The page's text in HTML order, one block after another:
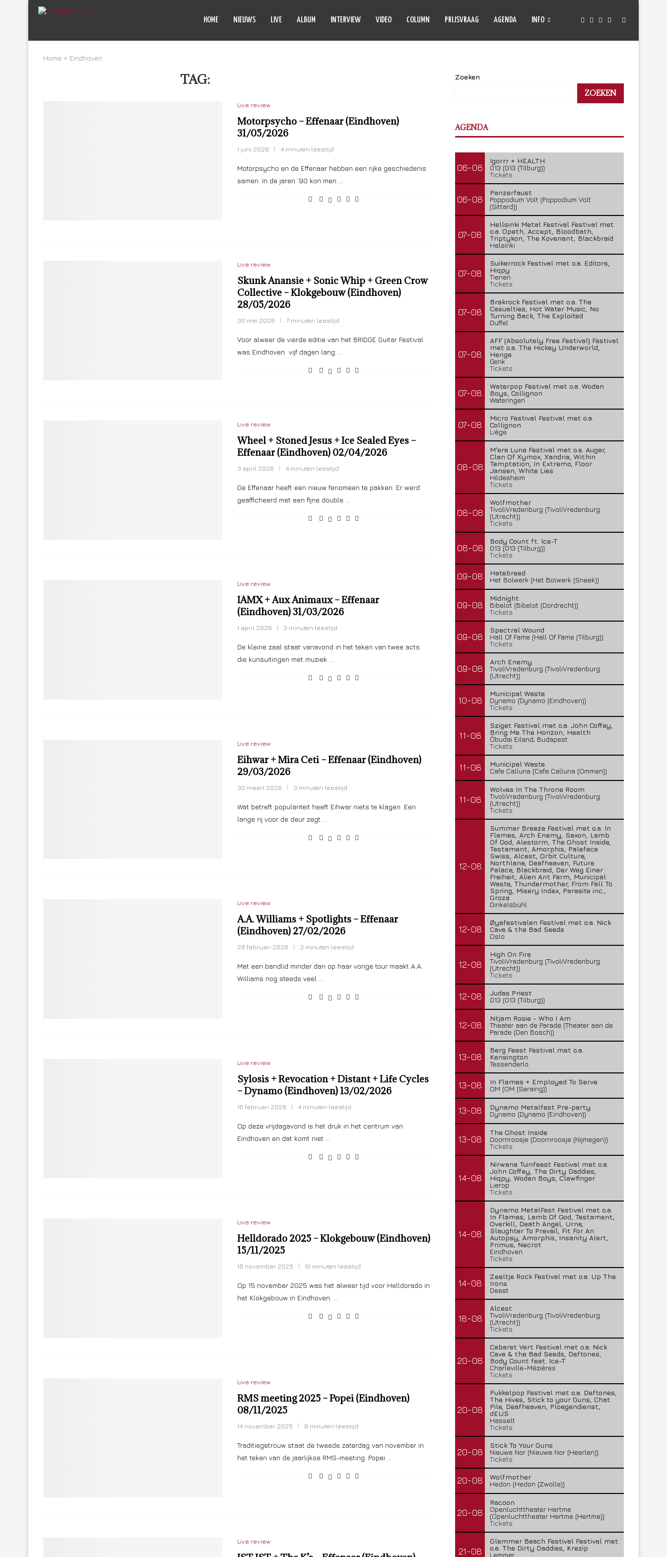
HOME NIEUWS LIVE ALBUM INTERVIEW VIDEO COLUMN PRIJSVRAAG AGENDA INFO
Home » Eindhoven
TAG:
Live review
Motorpsycho – Effenaar (Eindhoven)
31/05/2026
1 juni 2026 4 minuten leestijd
Motorpsycho en de Effenaar hebben een rijke geschiedenis
samen. In de jaren ’90 kon men …
Live review
Skunk Anansie + Sonic Whip + Green Crow
Collective – Klokgebouw (Eindhoven)
28/05/2026
30 mei 2026 7 minuten leestijd
Voor alweer de vierde editie van het BRIDGE Guitar Festival
was Eindhoven vijf dagen lang …
Live review
Wheel + Stoned Jesus + Ice Sealed Eyes –
Effenaar (Eindhoven) 02/04/2026
3 april 2026 4 minuten leestijd
De Effenaar heeft een nieuw fenomeen te pakken. Er werd
geafficheerd met een fijne double …
Live review
IAMX + Aux Animaux – Effenaar
(Eindhoven) 31/03/2026
1 april 2026 3 minuten leestijd
De kleine zaal staat vanavond in het teken van twee acts
die kunsuitingen met muziek …
Live review
Eihwar + Mira Ceti – Effenaar (Eindhoven)
29/03/2026
30 maart 2026 3 minuten leestijd
Wat betreft populariteit heeft Eihwar niets te klagen. Een
lange rij voor de deur zegt …
Live review
A.A. Williams + Spotlights – Effenaar
(Eindhoven) 27/02/2026
28 februari 2026 3 minuten leestijd
Met een bandlid minder dan op haar vorige tour maakt A.A.
Williams nog steeds veel …
Live review
Sylosis + Revocation + Distant + Life Cycles
– Dynamo (Eindhoven) 13/02/2026
16 februari 2026 4 minuten leestijd
Op deze vrijdagavond is het druk in het centrum van
Eindhoven en dat komt niet …
Live review
Helldorado 2025 – Klokgebouw (Eindhoven)
15/11/2025
18 november 2025 10 minuten leestijd
Op 15 november 2025 was het alweer tijd voor Helldorado in
het Klokgebouw in Eindhoven. …
Live review
RMS meeting 2025 – Popei (Eindhoven)
08/11/2025
14 november 2025 8 minuten leestijd
Traditiegetrouw staat de tweede zaterdag van november in
het teken van de jaarlijkse RMS-meeting. Popei …
Live review
Zoeken
ZOEKEN
AGENDA
06-08
Igorrr + HEALTH
013 (013 (Tilburg))
Tickets
06-08
Panzerfaust
Poppodium Volt (Poppodium Volt
(Sittard))
07-08
Hellsinki Metal Festival Festival met
o.a. Opeth, Accept, Bloodbath,
Triptykon, The Kovenant, Blackbraid
Helsinki
07-08
Suikerrock Festival met o.a. Editors,
Hiqpy
Tienen
Tickets
07-08
Brakrock Festival met o.a. The
Casualties, Hot Water Music, No
Turning Back, The Exploited
Duffel
07-08
AFF (Absolutely Free Festival) Festival
met o.a. The Hickey Underworld,
Henge
Genk
Tickets
07-08
Waterpop Festival met o.a. Wodan
Boys, Collignon
Wateringen
07-08
Micro Festival Festival met o.a.
Collignon
Liège
08-08
M'era Luna Festival met o.a. Auger,
Clan Of Xymox, Xandria, Within
Temptation, In Extremo, Floor
Jansen, White Lies
Hildesheim
Tickets
08-08
Wolfmother
TivoliVredenburg (TivoliVredenburg
(Utrecht))
Tickets
08-08
Body Count ft. Ice-T
013 (013 (Tilburg))
Tickets
09-08
Hatebreed
Het Bolwerk (Het Bolwerk (Sneek))
09-08
Midnight
Bibelot (Bibelot (Dordrecht))
Tickets
09-08
Spectral Wound
Hall Of Fame (Hall Of Fame (Tilburg))
Tickets
09-08
Arch Enemy
TivoliVredenburg (TivoliVredenburg
(Utrecht))
10-08
Municipal Waste
Dynamo (Dynamo (Eindhoven))
Tickets
11-08
Sziget Festival met o.a. John Coffey,
Bring Me The Horizon, Health
Óbudai Eiland, Budapest
Tickets
11-08
Municipal Waste
Cafe Calluna (Cafe Calluna (Ommen))
11-08
Wolves In The Throne Room
TivoliVredenburg (TivoliVredenburg
(Utrecht))
Tickets
12-08
Summer Breeze Festival met o.a. In
Flames, Arch Enemy, Saxon, Lamb
Of God, Alestorm, The Ghost Inside,
Testament, Amorphis, Paleface
Swiss, Alcest, Orbit Culture,
Northlane, Deafheaven, Future
Palace, Blackbraid, Der Weg Einer
Freiheit, Alien Ant Farm, Municipal
Waste, Thundermother, From Fall To
Spring, Misery Index, Parasite inc.,
Groza
Dinkelsbühl
12-08
Øyafestivalen Festival met o.a. Nick
Cave & the Bad Seeds
Oslo
12-08
High On Fire
TivoliVredenburg (TivoliVredenburg
(Utrecht))
Tickets
12-08
Judas Priest
013 (013 (Tilburg))
12-08
Ntjam Rosie - Who I Am
Theater aan de Parade (Theater aan de
Parade (Den Bosch))
13-08
Berg Feest Festival met o.a.
Kensington
Tessenderlo
13-08
In Flames + Employed To Serve
OM (OM (Seraing))
13-08
Dynamo Metalfest Pre-party
Dynamo (Dynamo (Eindhoven))
13-08
The Ghost Inside
Doornroosje (Doornroosje (Nijmegen))
Tickets
14-08
Nirwana Tuinfeest Festival met o.a.
John Coffey, The Dirty Daddies,
Hiqpy, Wodan Boys, Clawfinger
Lierop
Tickets
14-08
Dynamo MetalFest Festival met o.a.
In Flames, Lamb Of God, Testament,
Overkill, Death Angel, Urne,
Slaughter To Prevail, Fit For An
Autopsy, Amorphis, Insanity Alert,
Primus, Necrot
Eindhoven
Tickets
14-08
Zeeltje Rock Festival met o.a. Up The
Irons
Deest
18-08
Alcest
TivoliVredenburg (TivoliVredenburg
(Utrecht))
Tickets
20-08
Cabaret Vert Festival met o.a. Nick
Cave & the Bad Seeds, Deftones,
Body Count feat. Ice-T
Charleville-Mézières
Tickets
20-08
Pukkelpop Festival met o.a. Deftones,
The Hives, Stick to your Guns, Chat
Pile, Deafheaven, Ploegendienst,
dEUS
Hasselt
Tickets
20-08
Stick To Your Guns
Nieuwe Nor (Nieuwe Nor (Heerlen))
Tickets
20-08
Wolfmother
Hedon (Hedon (Zwolle))
20-08
Racoon
Openluchttheater Hertme
(Openluchttheater Hertme (Hertme))
Tickets
21-08
Glemmer Beach Festival Festival met
o.a. The Dirty Daddies, Krezip
Lemmer